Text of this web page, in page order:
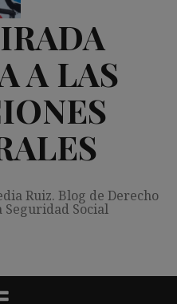
A LAS
Ruiz. Blog de Derecho
Seguridad Social